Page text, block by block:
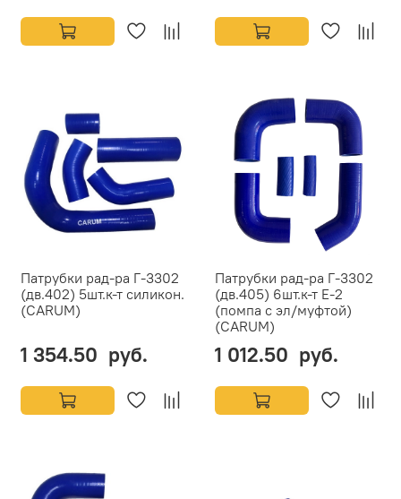
Патрубки рад-ра Г-3302
(дв.402) 5шт.к-т силикон.
(CARUM)
1 354.50 руб.
Патрубки рад-ра Г-3302
(дв.405) 6шт.к-т Е-2
(помпа с эл/муфтой)
(CARUM)
1 012.50 руб.